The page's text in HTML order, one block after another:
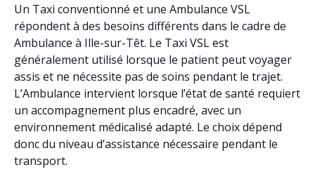
Un Taxi conventionné et une Ambulance VSL
répondent à des besoins différents dans le cadre de
Ambulance à Ille-sur-Têt. Le Taxi VSL est
généralement utilisé lorsque le patient peut voyager
assis et ne nécessite pas de soins pendant le trajet.
L’Ambulance intervient lorsque l’état de santé requiert
un accompagnement plus encadré, avec un
environnement médicalisé adapté. Le choix dépend
donc du niveau d’assistance nécessaire pendant le
transport.